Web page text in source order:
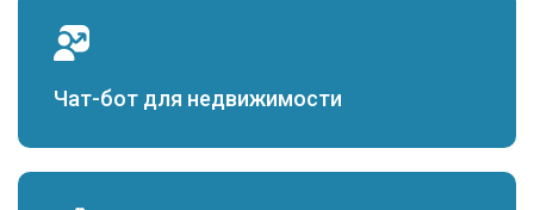
Чат-бот для недвижимости